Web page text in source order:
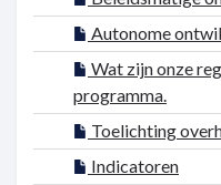
Autonome
Wat zijn onze
programma.
Toelichting
Indicatoren